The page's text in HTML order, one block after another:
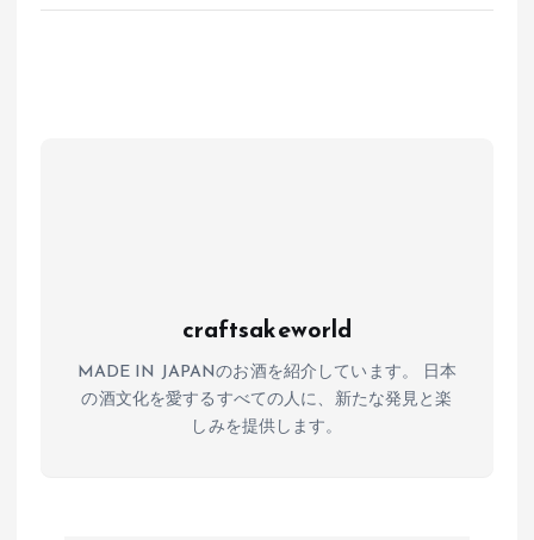
at ce
e
e
craftsakeworld
MADE IN JAPANのお酒を紹介しています。 日本
の酒文化を愛するすべての人に、新たな発見と楽
しみを提供します。